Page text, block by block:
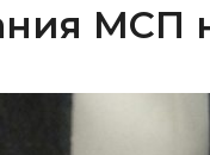
МСП